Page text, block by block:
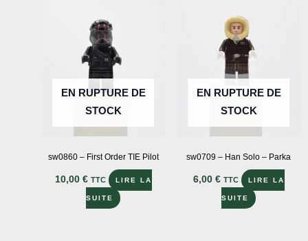
EN RUPTURE DE
STOCK
sw0860 – First Order TIE Pilot
10,00 € TTC LIRE LA
SUITE
EN RUPTURE DE
STOCK
sw0709 – Han Solo – Parka
6,00 € TTC LIRE LA
SUITE